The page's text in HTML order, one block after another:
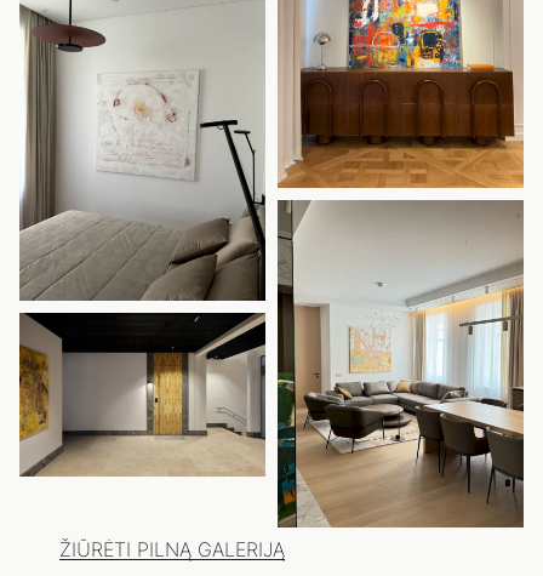
ŽIŪRĖTI PILNĄ GALERIJĄ